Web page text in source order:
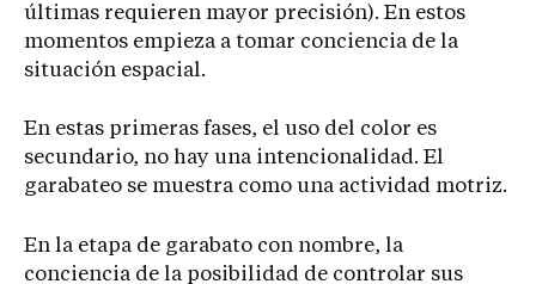
últimas requieren mayor precisión). En estos
momentos empieza a tomar conciencia de la
situación espacial.
En estas primeras fases, el uso del color es
secundario, no hay una intencionalidad. El
garabateo se muestra como una actividad motriz.
En la etapa de garabato con nombre, la
conciencia de la posibilidad de controlar sus